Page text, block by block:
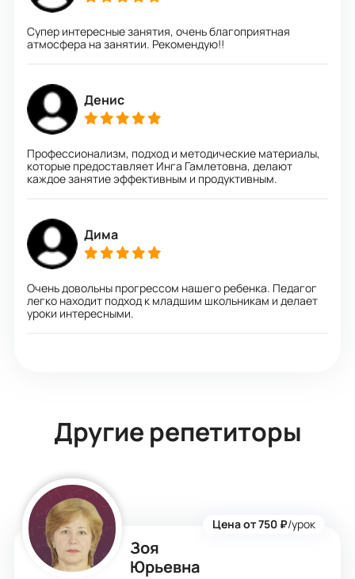
Супер интересные занятия, очень благоприятная
атмосфера на занятии. Рекомендую!!
Денис
Профессионализм, подход и методические материалы,
которые предоставляет Инга Гамлетовна, делают
каждое занятие эффективным и продуктивным.
Дима
Очень довольны прогрессом нашего ребенка. Педагог
легко находит подход к младшим школьникам и делает
уроки интересными.
Другие репетиторы
Зоя
Юрьевна
Цена от 750 ₽/урок